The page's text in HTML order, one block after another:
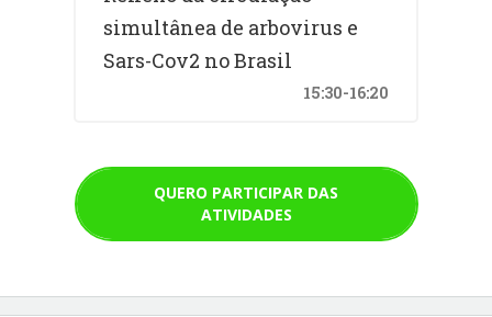
simultânea de arbovirus e
Sars-Cov2 no Brasil
15:30-16:20
QUERO PARTICIPAR DAS
ATIVIDADES